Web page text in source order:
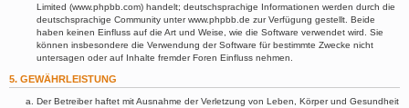
Limited (www.phpbb.com) handelt; deutschsprachige Informationen werden durch die
deutschsprachige Community unter www.phpbb.de zur Verfügung gestellt. Beide
haben keinen Einfluss auf die Art und Weise, wie die Software verwendet wird. Sie
können insbesondere die Verwendung der Software für bestimmte Zwecke nicht
untersagen oder auf Inhalte fremder Foren Einfluss nehmen.
5. GEWÄHRLEISTUNG
Der Betreiber haftet mit Ausnahme der Verletzung von Leben, Körper und Gesundheit